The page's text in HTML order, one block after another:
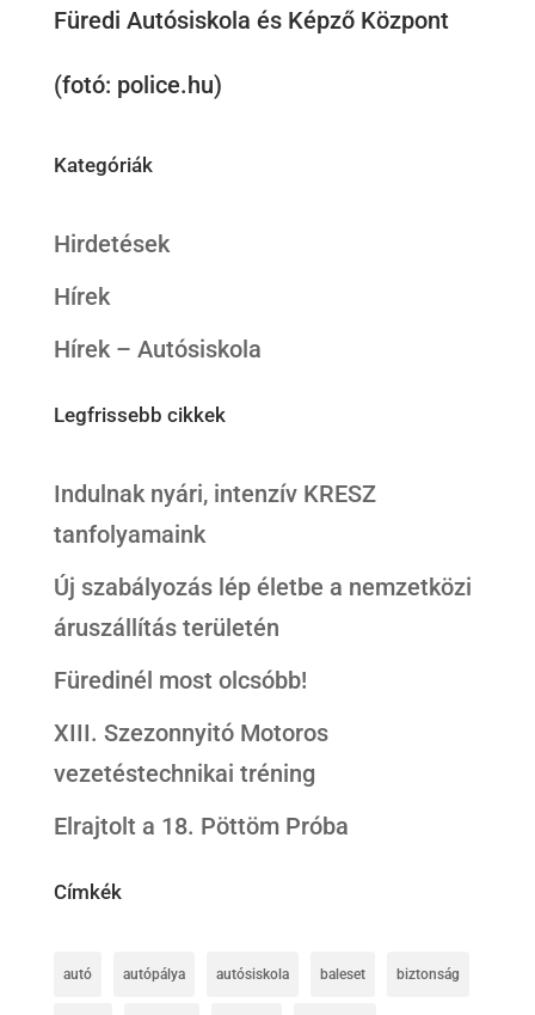
Füredi Autósiskola és Képző Központ
(fotó: police.hu)
Kategóriák
Hirdetések
Hírek
Hírek – Autósiskola
Legfrissebb cikkek
Indulnak nyári, intenzív KRESZ
tanfolyamaink
Új szabályozás lép életbe a nemzetközi
áruszállítás területén
Füredinél most olcsóbb!
XIII. Szezonnyitó Motoros
vezetéstechnikai tréning
Elrajtolt a 18. Pöttöm Próba
Címkék
autó autópálya autósiskola baleset biztonság